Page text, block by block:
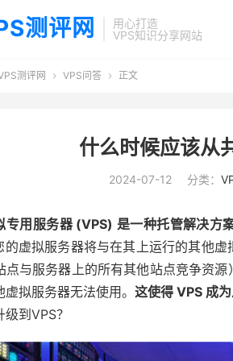
测评网
用心打造
VPS知识分享网站
测评网  VPS问答  正文
什么时候应该从
2024-07-12 分类：
专用服务器 (VPS) 是一种托管解决方
的虚拟服务器将与在其上运行的其他
点与服务器上的所有其他站点竞争资
拟服务器无法使用。 这使得 VPS 成
到VPS？